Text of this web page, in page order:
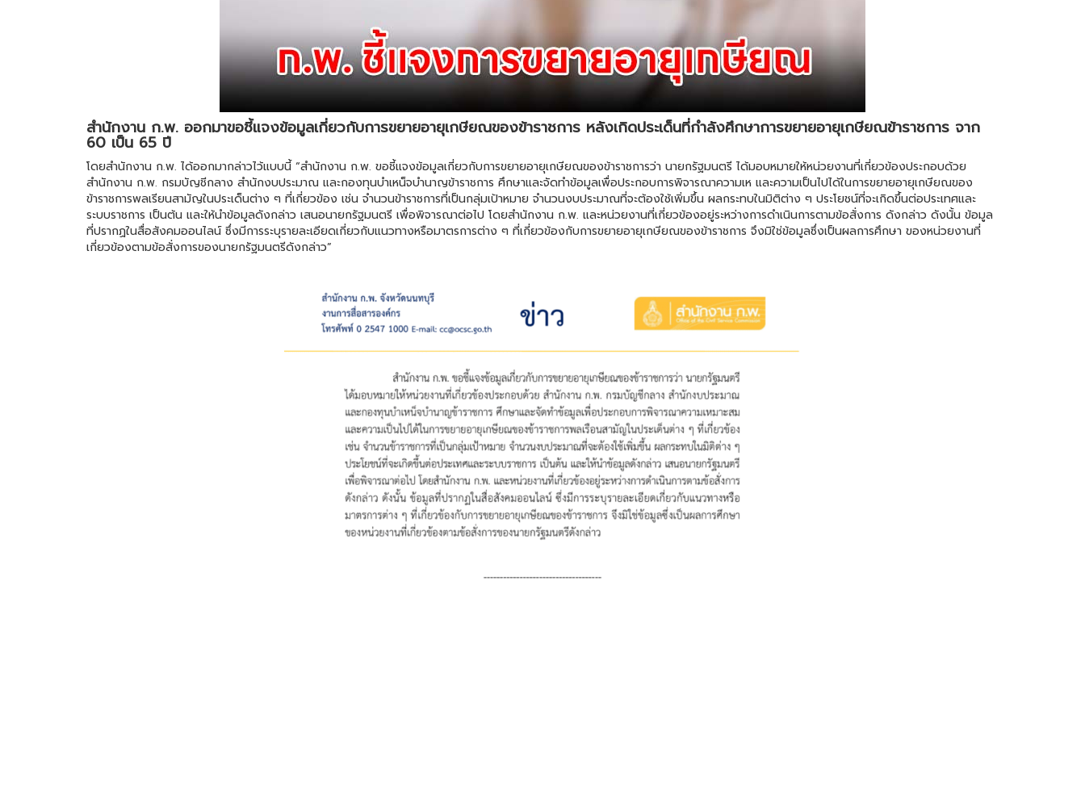
สำนักงาน ก.พ. ออกมาขอชี้แจงข้อมูลเกี่ยวกับการขยายอายุเกษียณของข้าราชการ หลังเกิดประเด็นที่กำลังศึกษาการขยายอายุเกษียณข้าราชการ จาก
60 เป็น 65 ปี
โดยสำนักงาน ก.พ. ได้ออกมากล่าวไว้แบบนี้ “สำนักงาน ก.พ. ขอชี้แจงข้อมูลเกี่ยวกับการขยายอายุเกษียณของข้าราชการว่า นายกรัฐมนตรี ได้มอบหมายให้หน่วยงานที่เกี่ยวข้องประกอบด้วย
สำนักงาน ก.พ. กรมบัญชีกลาง สำนักงบประมาณ และกองทุนบำเหน็จบำนาญข้าราชการ ศึกษาและจัดทำข้อมูลเพื่อประกอบการพิจารณาความเห และความเป็นไปได้ในการขยายอายุเกษียณของ
ข้าราชการพลเรียนสามัญในประเด็นต่าง ๆ ที่เกี่ยวข้อง เช่น จำนวนข้าราชการที่เป็นกลุ่มเป้าหมาย จำนวนงบประมาณที่จะต้องใช้เพิ่มขึ้น ผลกระทบในมิติต่าง ๆ ประโยชน์ที่จะเกิดขึ้นต่อประเทศและ
ระบบราชการ เป็นต้น และให้นำข้อมูลดังกล่าว เสนอนายกรัฐมนตรี เพื่อพิจารณาต่อไป โดยสำนักงาน ก.พ. และหน่วยงานที่เกี่ยวข้องอยู่ระหว่างการดำเนินการตามข้อสั่งการ ดังกล่าว ดังนั้น ข้อมูล
ที่ปรากฏในสื่อสังคมออนไลน์ ซึ่งมีการระบุรายละเอียดเกี่ยวกับแนวทางหรือมาตรการต่าง ๆ ที่เกี่ยวข้องกับการขยายอายุเกษียณของข้าราชการ จึงมิใช่ข้อมูลซึ่งเป็นผลการศึกษา ของหน่วยงานที่
เกี่ยวข้องตามข้อสั่งการของนายกรัฐมนตรีดังกล่าว”